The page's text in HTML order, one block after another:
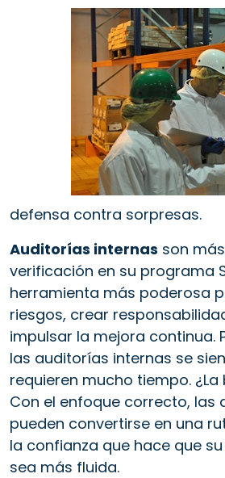
defensa contra sorpresas.
Auditorías internas son
verificación en su programa
herramienta más poderosa
riesgos, crear
impulsar la mejora continua.
las auditorías internas se
requieren mucho tiempo.
Con el enfoque correcto, las
pueden convertirse en una
la confianza que hace que
sea más fluida.